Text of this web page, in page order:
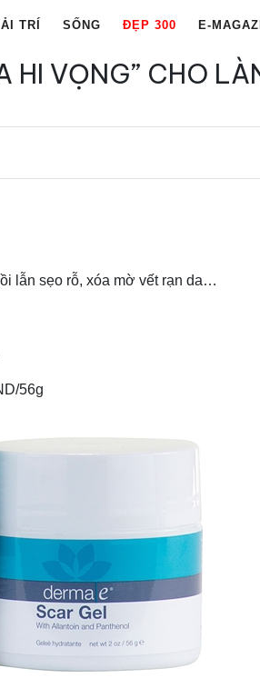
TRÍ SỐNG ĐẸP 300 E-
HI VỌNG” CHO
lẫn sẹo rỗ, xóa mờ vết rạn da…
56g